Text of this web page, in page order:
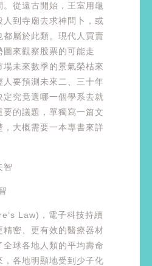
從遠古開始，王室用龜
到寺廟去求神問卜，或
屬於此類。現代人買賣
圖來觀察股票的可能走
場未來數季的景氣榮枯來
要預測未來二、三十年
定究竟選哪一個學系去就
的議題，單獨寫一篇文
大概需要一本專書來詳
智
Law)，電子科技持續
密、更有效的醫療器材
球各地人類的平均壽命
各地明顯地受到少子化